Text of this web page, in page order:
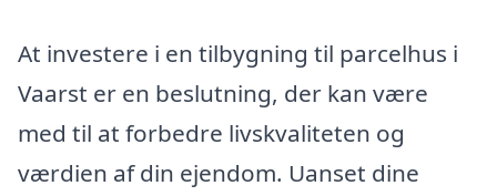
At investere i en tilbygning til parcelhus i
Vaarst er en beslutning, der kan være
med til at forbedre livskvaliteten og
værdien af din ejendom. Uanset dine